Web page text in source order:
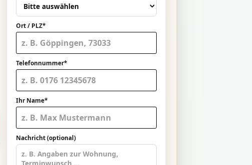
Ort / PLZ*
Telefonnummer*
Ihr Name*
Nachricht (optional)